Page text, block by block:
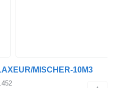
MISCHER-10M3